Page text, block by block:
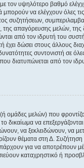
με τον υψηλότερο βαθμό
να ελέγχουν όλες
συζητήσεων,
της απαγόρευσης μελών, της
από τον ιδρυτή του
έχει δώσει στους άλλους
συντονιστή σε
διατυπώνεται από τον
(ή ομάδες μελών) που
δικαίωμα να
να ξεκλειδώνουν, να
θέματα στη Δ.
για να αποτρέπουν
καταχρηστικό ή